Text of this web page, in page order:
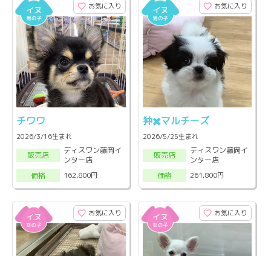
お気に入り
チワワ
2026/3/16生まれ
販売店
ディスワン藤岡イ
ンター店
価格
162,800円
お気に入り
狆✖️マルチーズ
2026/5/25生まれ
販売店
ディスワン藤岡イ
ンター店
価格
261,800円
お気に入り お気に入り